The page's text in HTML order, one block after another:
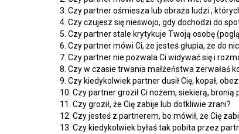
3. Czy partner ośmiesza lub obraża ludzi ,
4. Czy czujesz się nieswojo, gdy dochodzi do
5. Czy partner stale krytykuje Twoją osobę
6. Czy partner mówi Ci, że jesteś głupia, że do
7. Czy partner nie pozwala Ci widywać się i
8. Czy w czasie trwania małżeństwa zerwałaś
9. Czy kiedykolwiek partner dusił Cię, kopał,
10. Czy partner groził Ci nożem, siekierą, bronią
11. Czy groził, że Cię zabije lub dotkliwie zrani?
12. Czy jesteś z partnerem, bo mówił, że Cię
13. Czy kiedykolwiek byłaś tak pobita przez